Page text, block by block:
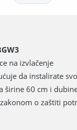
na izvlačenje
da instalirate
širine 60 cm i
o zaštiti